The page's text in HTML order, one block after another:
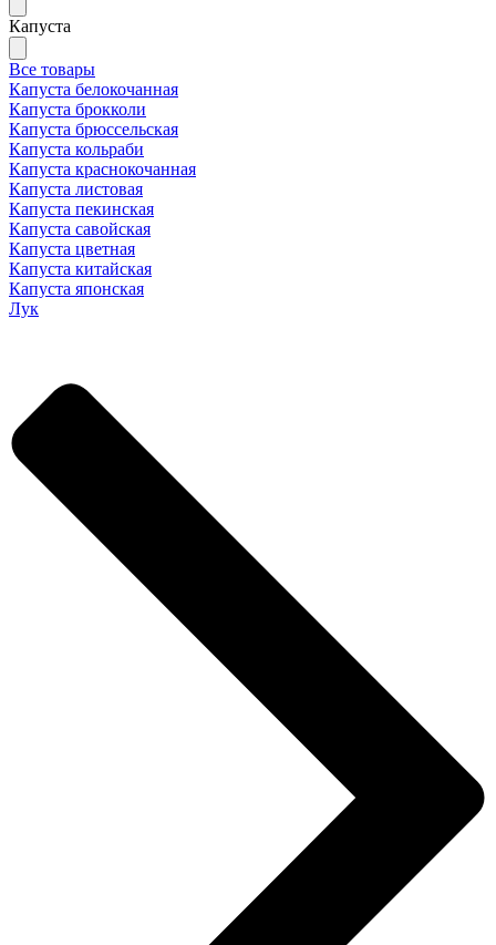
Капуста
Все товары
Капуста белокочанная
Капуста брокколи
Капуста брюссельская
Капуста кольраби
Капуста краснокочанная
Капуста листовая
Капуста пекинская
Капуста савойская
Капуста цветная
Капуста китайская
Капуста японская
Лук